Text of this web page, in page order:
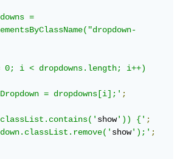
=
i < dropdowns.length; i++)
= dropdowns[i];';
show')) {';
show');';